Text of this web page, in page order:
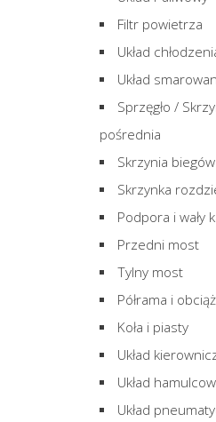
Filtr powietrza
Układ
Układ
Sprzęgło /
pośrednia
Skrzynia biegów
Skrzynka
Podpora i wały
Przedni most
Tylny most
Półrama i
Koła i piasty
Układ
Układ
Układ